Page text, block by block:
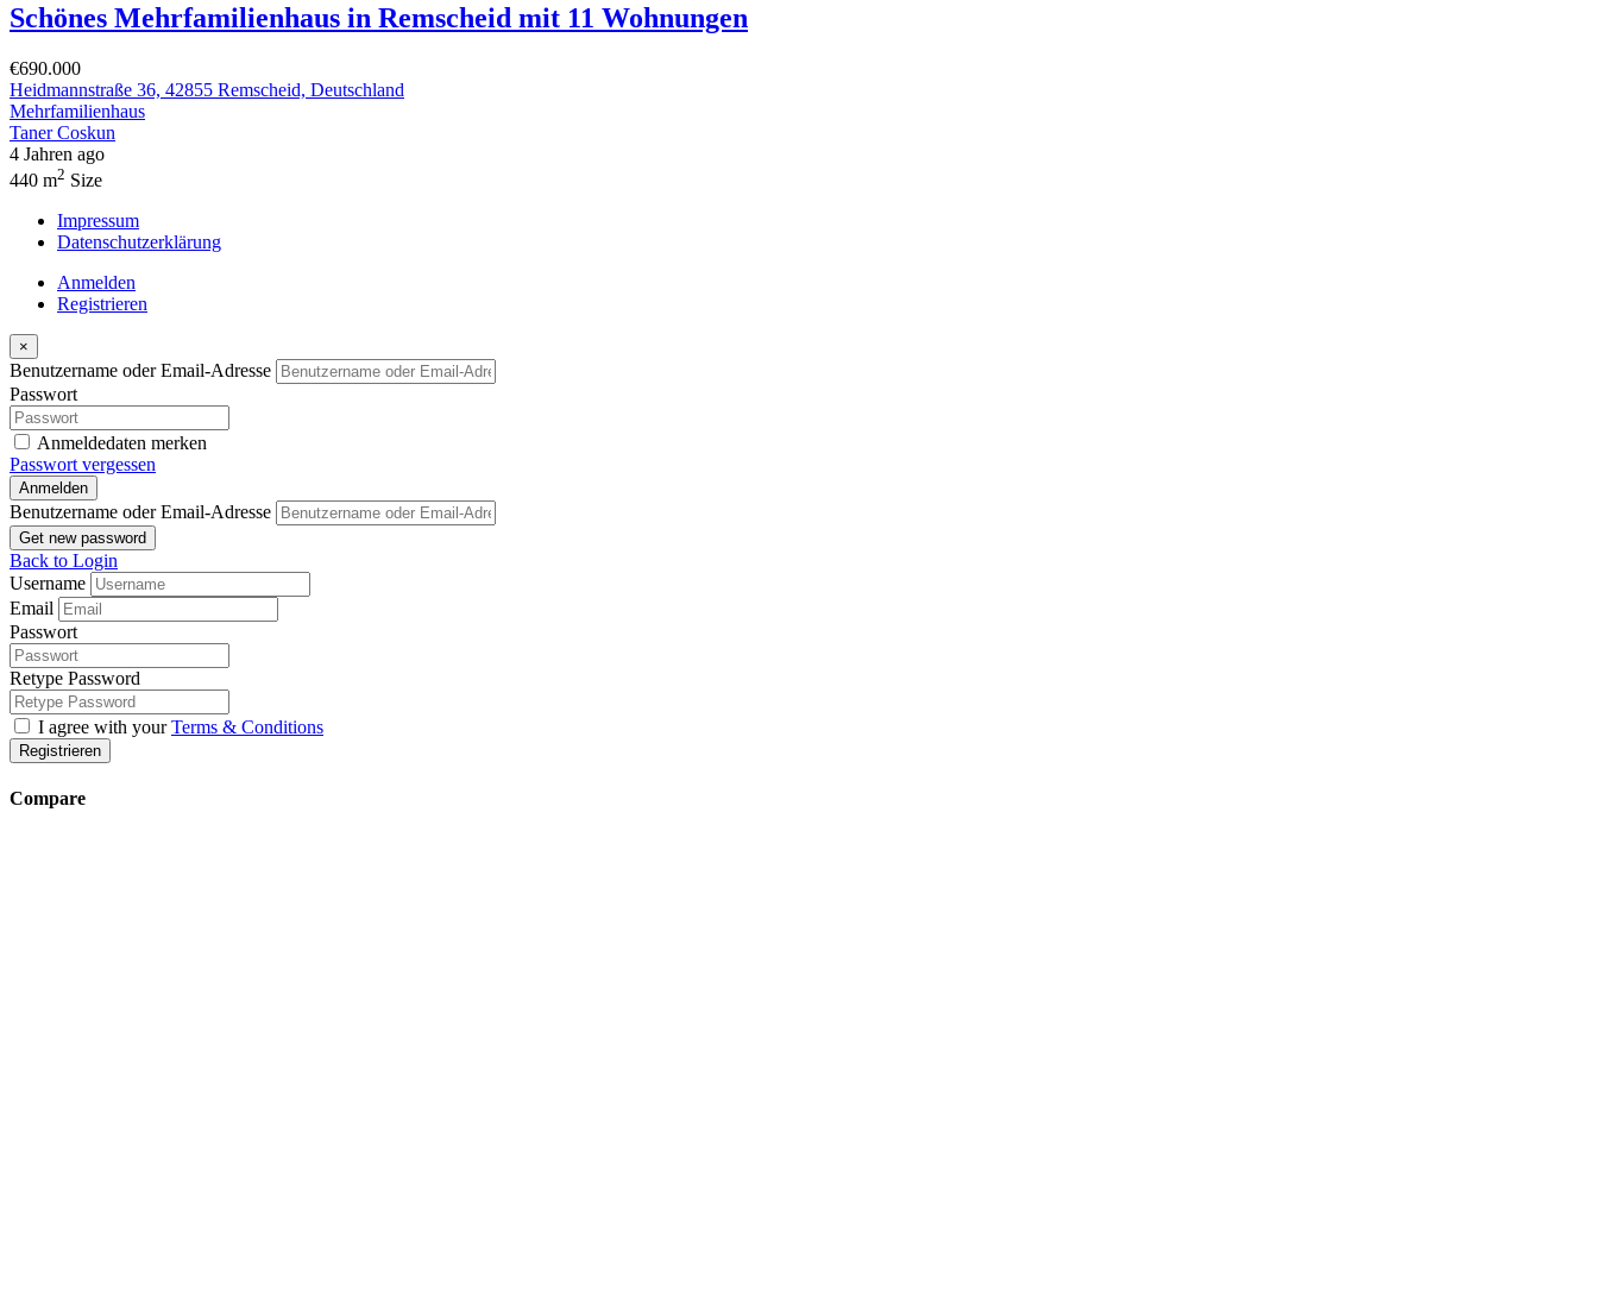
Schönes Mehrfamilienhaus in Remscheid mit 11 Wohnungen
€690.000
Heidmannstraße 36, 42855 Remscheid, Deutschland
Mehrfamilienhaus
Taner Coskun
4 Jahren ago
440 m2 Size
Impressum
Datenschutzerklärung
Anmelden
Registrieren
×
Benutzername oder Email-Adresse
Passwort
Anmeldedaten merken
Passwort vergessen
Anmelden
Benutzername oder Email-Adresse
Get new password
Back to Login
Username
Email
Passwort
Retype Password
I agree with yourTerms & Conditions
Registrieren
Compare